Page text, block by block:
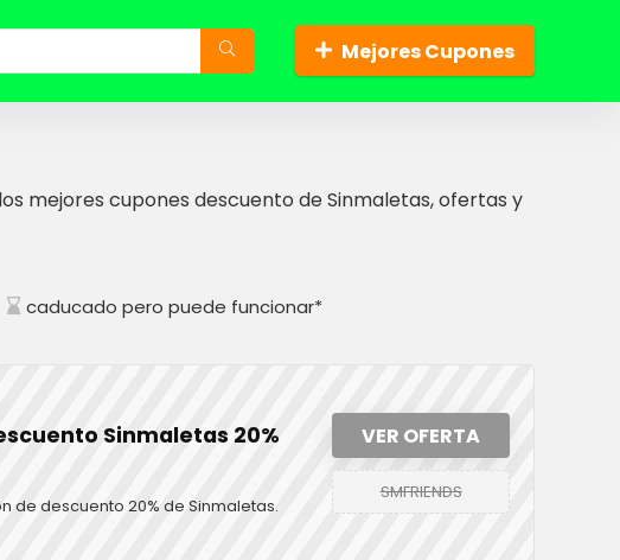
Mejores Cupones
mejores cupones descuento de Sinmaletas, ofertas y
caducado pero puede funcionar*
Sinmaletas 20%
de descuento 20% de Sinmaletas.
VER OFERTA
SMFRIENDS